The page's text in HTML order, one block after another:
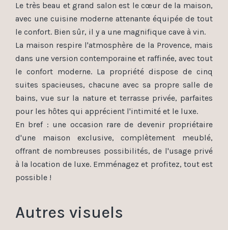
Le très beau et grand salon est le cœur de la maison,
avec une cuisine moderne attenante équipée de tout
le confort. Bien sûr, il y a une magnifique cave à vin.
La maison respire l'atmosphère de la Provence, mais
dans une version contemporaine et raffinée, avec tout
le confort moderne. La propriété dispose de cinq
suites spacieuses, chacune avec sa propre salle de
bains, vue sur la nature et terrasse privée, parfaites
pour les hôtes qui apprécient l'intimité et le luxe.
En bref : une occasion rare de devenir propriétaire
d'une maison exclusive, complètement meublé,
offrant de nombreuses possibilités, de l'usage privé
à la location de luxe. Emménagez et profitez, tout est
possible !
Autres visuels